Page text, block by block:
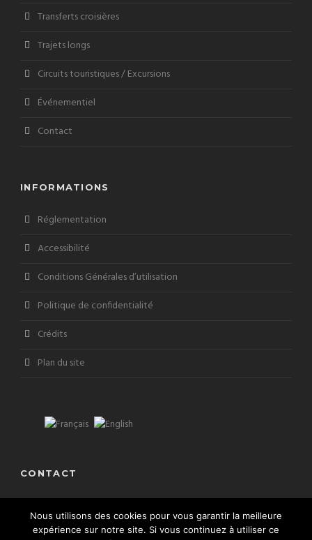
Transferts croisières
Trajets longs
Circuits touristiques / Excursions
Événementiel
Contact
INFORMATIONS
Réglementation
Accessibilité
Conditions Générales d’utilisation
Politique de confidentialité
Crédits
Plan du site
CONTACT
+33 (0) 632 779 384
Nous utilisons des cookies pour vous garantir la meilleure
expérience sur notre site. Si vous continuez à utiliser ce